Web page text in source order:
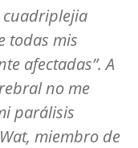
cuadriplejia
todas mis
afectadas”. A
no me
parálisis
miembro de